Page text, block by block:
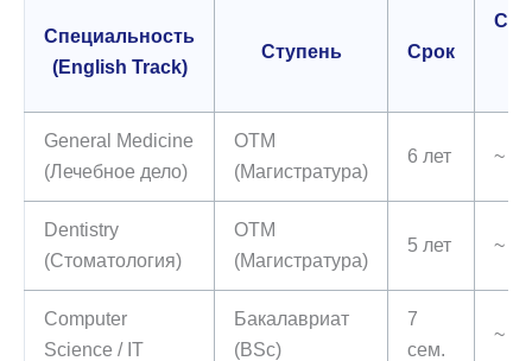
Специальность
(English Track)
Ступень Срок
General Medicine
(Лечебное дело)
OTM
(Магистратура)
6 лет ~
Dentistry
(Стоматология)
OTM
(Магистратура)
5 лет ~
Computer
Science / IT
Бакалавриат
(BSc)
7
сем.
~ 6